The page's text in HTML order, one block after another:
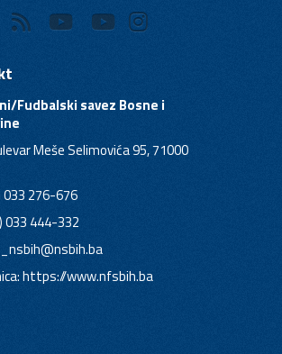
Fudbalski savez Bosne i
Meše Selimovića 95, 71000
033 276-676
033 444-332
https://www.nfsbih.ba